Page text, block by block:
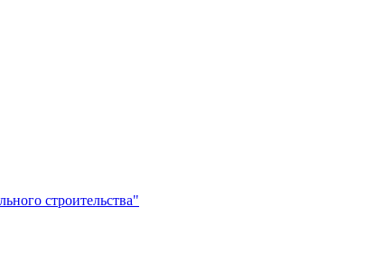
строительства"